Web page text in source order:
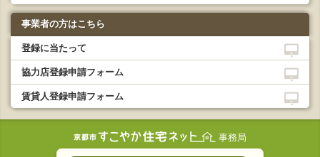
事業者の方はこちら
登録に当たって
協力店登録申請フォーム
賃貸人登録申請フォーム
事務局